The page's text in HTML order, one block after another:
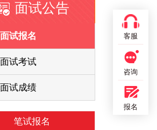
面试公告
面试报名
面试考试
面试成绩
笔试报名
客服
咨询
报名